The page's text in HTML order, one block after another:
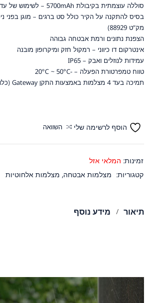
סוללה עוצמתית בקיבולת 5700mAh – לשימוש של עד 90 ימים ללא טעינה
בסיס להתקנה על הקיר כולל סט ברגים – מוגן בפני
מק”ט 88929)
הצפנת נתונים ורמת אבטחה גבוהה
אינטרקום דו כיווני – רמקול חזק ומיקרופון מובנה
עמידות לנוזלים ואבק – IP65
טווח טמפרטורת הפעלה – -20°C ~ 50°C
תמיכה בעד 4 מצלמות באמצעות התקן Gateway (כלול בערכה מק”ט 88930)
הוסף לרשימה שלי השוואה
זמינות: המלאי אזל
קטגוריות: מצלמות אבטחה, מצלמות אלחוטיות
תיאור מידע נוסף